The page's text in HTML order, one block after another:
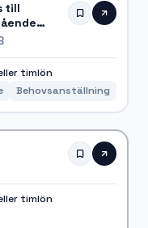
till
timlön
Behovsanställning
timlön